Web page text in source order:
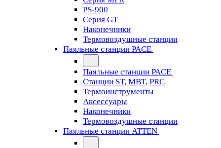
PS-900
Серия GT
Наконечники
Термовоздушные станции
Паяльные станции PACE
Паяльные станции PACE
Станции ST, MBT, PRC
Термоинструменты
Аксессуары
Наконечники
Термовоздушные станции
Паяльные станции ATTEN